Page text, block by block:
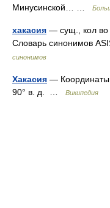
Минусинской… …
хакасия — сущ., кол во
Словарь синонимов
синонимов
Хакасия — Координаты:
90° в. д. …
Википедия